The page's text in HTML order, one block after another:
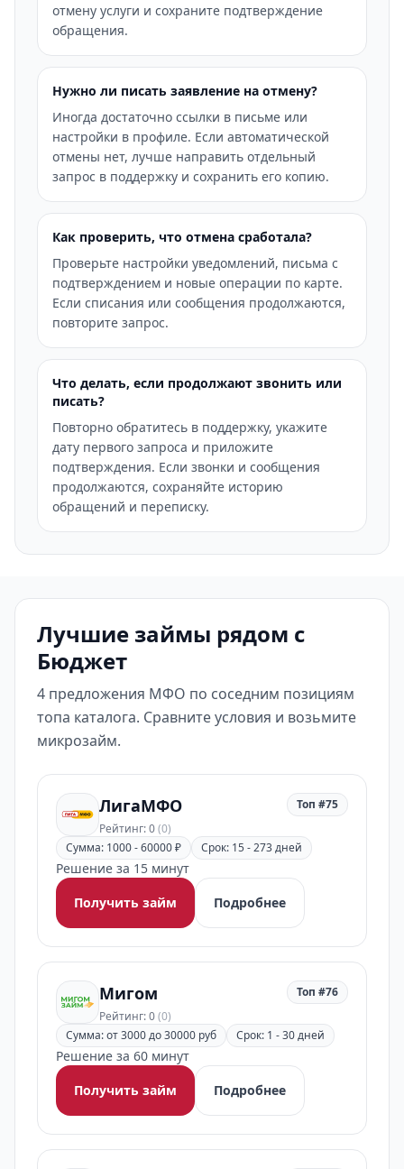
отмену услуги и сохраните подтверждение
обращения.
Нужно ли писать заявление на отмену?
Иногда достаточно ссылки в письме или
настройки в профиле. Если автоматической
отмены нет, лучше направить отдельный
запрос в поддержку и сохранить его копию.
Как проверить, что отмена сработала?
Проверьте настройки уведомлений, письма с
подтверждением и новые операции по карте.
Если списания или сообщения продолжаются,
повторите запрос.
Что делать, если продолжают звонить или
писать?
Повторно обратитесь в поддержку, укажите
дату первого запроса и приложите
подтверждения. Если звонки и сообщения
продолжаются, сохраняйте историю
обращений и переписку.
Лучшие займы рядом с
Бюджет
4 предложения МФО по соседним позициям
топа каталога. Сравните условия и возьмите
микрозайм.
ЛигаМФО
Рейтинг: 0(0)
Топ #75
Сумма: 1000 - 60000 ₽ Срок: 15 - 273 дней
Решение за 15 минут
Получить займ
Подробнее
Мигом
Рейтинг: 0(0)
Топ #76
Сумма: от 3000 до 30000 руб Срок: 1 - 30 дней
Решение за 60 минут
Получить займ
Подробнее